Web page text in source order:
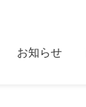
お知らせ